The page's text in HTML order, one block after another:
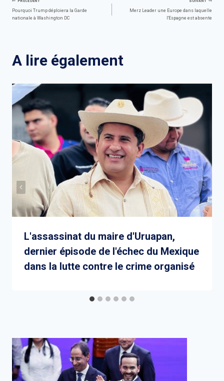
Navigation
PRÉCÉDENT
Pourquoi Trump déploiera la Garde
nationale à Washington DC
SUIVANT
Merz Leader une Europe dans laquelle
l'Espagne est absente
A lire également
L'assassinat du maire d'Uruapan,
dernier épisode de l'échec du Mexique
dans la lutte contre le crime organisé